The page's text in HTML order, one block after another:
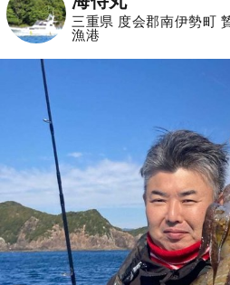
三重県 度会郡南伊勢町
漁港